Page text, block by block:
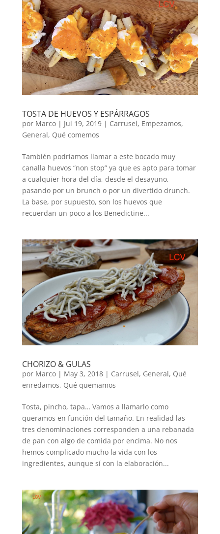
TOSTA DE HUEVOS Y ESPÁRRAGOS
por Marco| Jul 19, 2019| Carrusel, Empezamos,
General, Qué comemos
También podríamos llamar a este bocado muy
canalla huevos “non stop” ya que es apto para tomar
a cualquier hora del día, desde el desayuno,
pasando por un brunch o por un divertido drunch.
La base, por supuesto, son los huevos que
recuerdan un poco a los Benedictine...
CHORIZO & GULAS
por Marco| May 3, 2018| Carrusel, General, Qué
enredamos, Qué quemamos
Tosta, pincho, tapa… Vamos a llamarlo como
queramos en función del tamaño. En realidad las
tres denominaciones corresponden a una rebanada
de pan con algo de comida por encima. No nos
hemos complicado mucho la vida con los
ingredientes, aunque sí con la elaboración...